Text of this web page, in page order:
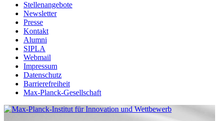
Stellenangebote
Newsletter
Presse
Kontakt
Alumni
SIPLA
Webmail
Impressum
Datenschutz
Barrierefreiheit
Max-Planck-Gesellschaft